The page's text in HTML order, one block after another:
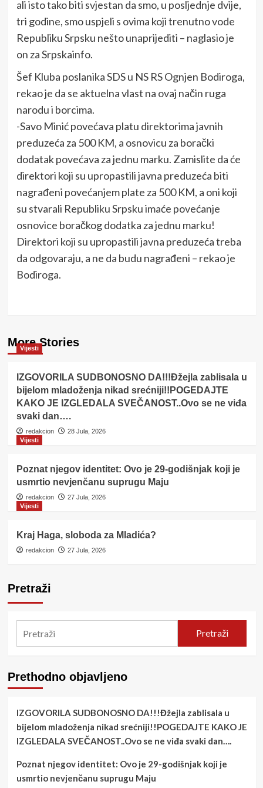
ali isto tako biti svjestan da smo, u posljednje dvije,
tri godine, smo uspjeli s ovima koji trenutno vode
Republiku Srpsku nešto unaprijediti – naglasio je
on za Srpskainfo.
Šef Kluba poslanika SDS u NS RS Ognjen Bodiroga,
rekao je da se aktuelna vlast na ovaj način ruga
narodu i borcima.
-Savo Minić povećava platu direktorima javnih
preduzeća za 500 KM, a osnovicu za borački
dodatak povećava za jednu marku. Zamislite da će
direktori koji su upropastili javna preduzeća biti
nagrađeni povećanjem plate za 500 KM, a oni koji
su stvarali Republiku Srpsku imaće povećanje
osnovice boračkog dodatka za jednu marku!
Direktori koji su upropastili javna preduzeća treba
da odgovaraju, a ne da budu nagrađeni – rekao je
Bodiroga.
More Stories
Vijesti
IZGOVORILA SUDBONOSNO DA!!!Đžejla zablisala u
bijelom mladoženja nikad srećniji!!POGEDAJTE
KAKO JE IZGLEDALA SVEČANOST..Ovo se ne viđa
svaki dan….
redakcion
28 Jula, 2026
Vijesti
Poznat njegov identitet: Ovo je 29-godišnjak koji je
usmrtio nevjenčanu suprugu Maju
redakcion
27 Jula, 2026
Vijesti
Kraj Haga, sloboda za Mladića?
redakcion 27 Jula, 2026
Pretraži
Pretraži
Prethodno objavljeno
IZGOVORILA SUDBONOSNO DA!!!Đžejla zablisala u
bijelom mladoženja nikad srećniji!!POGEDAJTE KAKO JE
IZGLEDALA SVEČANOST..Ovo se ne viđa svaki dan….
Poznat njegov identitet: Ovo je 29-godišnjak koji je
usmrtio nevjenčanu suprugu Maju